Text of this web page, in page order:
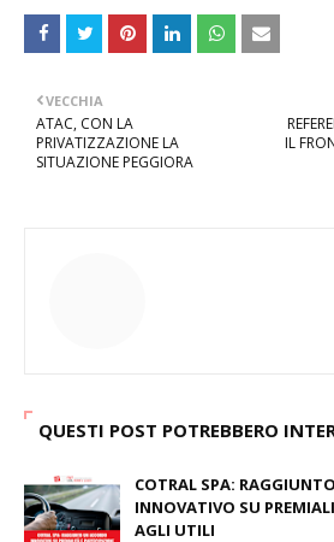
IL
VECCHIA
ATAC, CON LA
PRIVATIZZAZIONE LA
SITUAZIONE PEGGIORA
QUESTI POST POTREBBERO
COTRAL SPA:
INNOVATIVO SU
AGLI UTILI